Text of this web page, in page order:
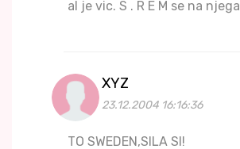
al je vic. S . R E M se na njega
XYZ
23.12.2004 16:16:36
TO SWEDEN,SILA SI!